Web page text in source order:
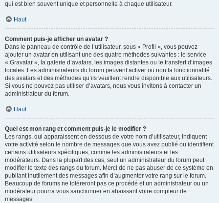
qui est bien souvent unique et personnelle à chaque utilisateur.
Haut
Comment puis-je afficher un avatar ?
Dans le panneau de contrôle de l’utilisateur, sous « Profil », vous pouvez
ajouter un avatar en utilisant une des quatre méthodes suivantes : le service
« Gravatar », la galerie d’avatars, les images distantes ou le transfert d’images
locales. Les administrateurs du forum peuvent activer ou non la fonctionnalité
des avatars et des méthodes qu’ils veuillent rendre disponible aux utilisateurs.
Si vous ne pouvez pas utiliser d’avatars, nous vous invitons à contacter un
administrateur du forum.
Haut
Quel est mon rang et comment puis-je le modifier ?
Les rangs, qui apparaissent en dessous de votre nom d’utilisateur, indiquent
votre activité selon le nombre de messages que vous avez publié ou identifient
certains utilisateurs spécifiques, comme les administrateurs et les
modérateurs. Dans la plupart des cas, seul un administrateur du forum peut
modifier le texte des rangs du forum. Merci de ne pas abuser de ce système en
publiant inutilement des messages afin d’augmenter votre rang sur le forum.
Beaucoup de forums ne toléreront pas ce procédé et un administrateur ou un
modérateur pourra vous sanctionner en abaissant votre compteur de
messages.